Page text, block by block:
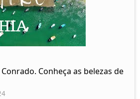
Conrado. Conheça as belezas de